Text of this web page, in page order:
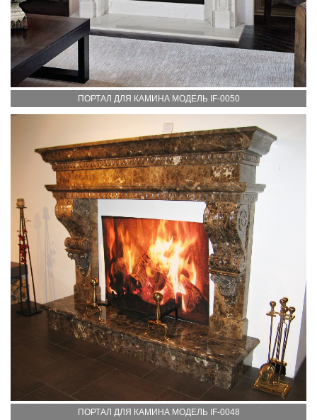
ПОРТАЛ ДЛЯ КАМИНА МОДЕЛЬ IF-0050
ПОРТАЛ ДЛЯ КАМИНА МОДЕЛЬ IF-0048